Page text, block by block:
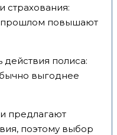
страхования:
повышают
полиса:
выгоднее
предлагают
поэтому выбор